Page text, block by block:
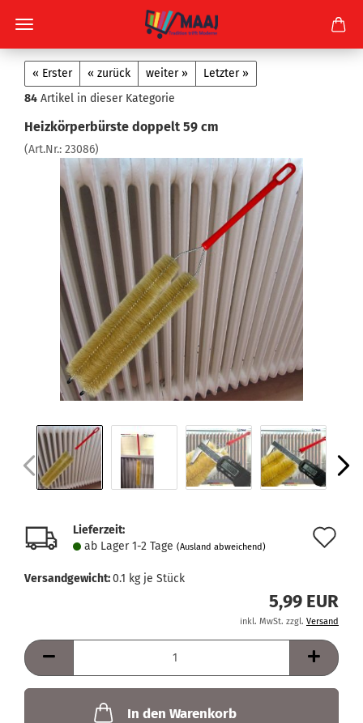
« Erster « zurück weiter »
Letzter »
84 Artikel in dieser Kategorie
Heizkörperbürste doppelt 59 cm
(Art.Nr.: 23086)
Lieferzeit:
ab Lager 1-2 Tage (Ausland abweichend)
Versandgewicht:0.1 kg je Stück
5,99 EUR
inkl. MwSt. zzgl. Versand
In den Warenkorb